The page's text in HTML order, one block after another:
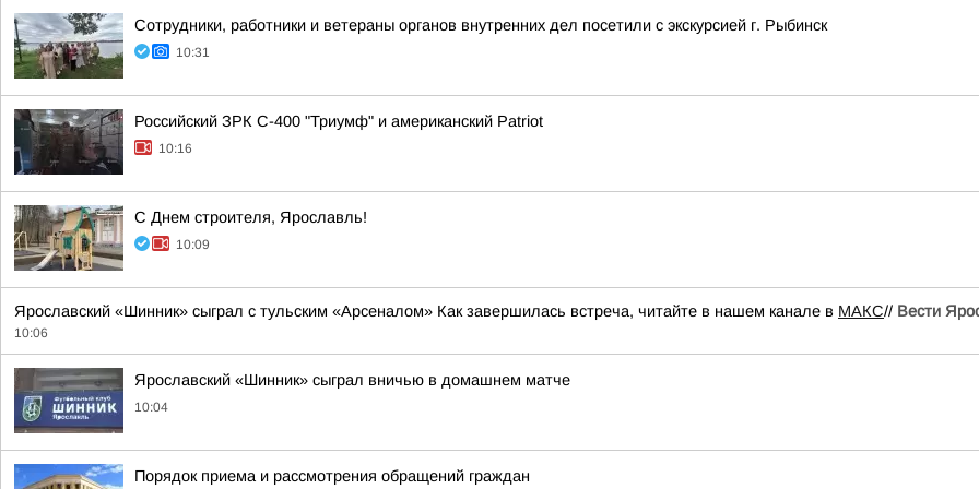
Сотрудники, работники и ветераны органов внутренних дел посетили с экскурсией г. Рыбинск
10:31
Российский ЗРК С-400 "Триумф" и американский Patriot
10:16
С Днем строителя, Ярославль!
10:09
Ярославский «Шинник» сыграл с тульским «Арсеналом» Как завершилась встреча, читайте в нашем канале в МАКС// Вести
10:06
Ярославский «Шинник» сыграл вничью в домашнем матче
10:04
Порядок приема и рассмотрения обращений граждан